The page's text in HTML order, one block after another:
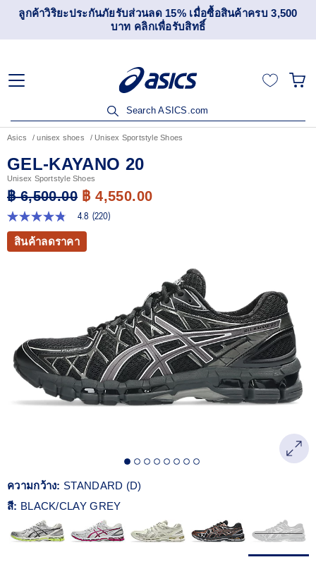
เข้าร่วม OneASICS™ เพื่อสะสมคะแนน และสิทธิพิเศษสำหรับ
สมาชิกเท่านั้น สมัครเลย
Search ASICS.com
Asics unisex shoes Unisex Sportstyle Shoes
GEL-KAYANO 20
Unisex Sportstyle Shoes
฿ 6,500.00 ฿ 4,550.00
4.8
จาก
ดาว
หน้า
เดียวกัน
4.8 (220)
สินค้าลดราคา
ความกว้าง: STANDARD (D)
สี: BLACK/CLAY GREY